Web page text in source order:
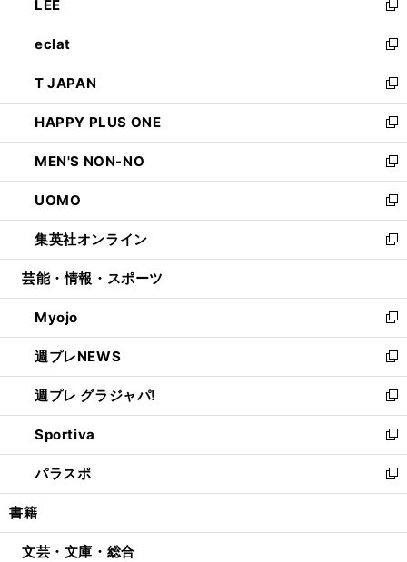
く
で
開
く
ド
ウ
で
開
く
ィ
ン
ド
ウ
で
開
く
い
ウ
ィ
ン
ド
ウ
で
開
く
LEE
新
し
い
ウ
ィ
ン
ド
ウ
で
開
く
eclat
新
し
い
ウ
ィ
ン
ド
ウ
で
開
く
T JAPAN
新
し
い
ウ
ィ
ン
ド
ウ
で
開
HAPPY PLUS ONE
新
し
い
ウ
ィ
ン
ド
ウ
開
く
MEN'S NON-NO
新
し
い
ウ
ィ
ン
ウ
で
開
く
UOMO
新
し
い
ウ
ン
ド
ウ
で
開
く
集英社オンライン
新
し
ウ
ィ
ン
ド
ウ
で
開
く
芸能・情報・スポーツ
Myojo
新
し
い
ウ
ィ
ン
ド
ウ
で
開
週プレNEWS
新
し
い
ウ
ィ
ン
ド
ウ
開
週プレ グラジャパ!
新
し
い
ウ
ィ
ン
ウ
Sportiva
新
し
い
ウ
ン
パラスポ
新
し
ウ
書籍
文芸・文庫・総合